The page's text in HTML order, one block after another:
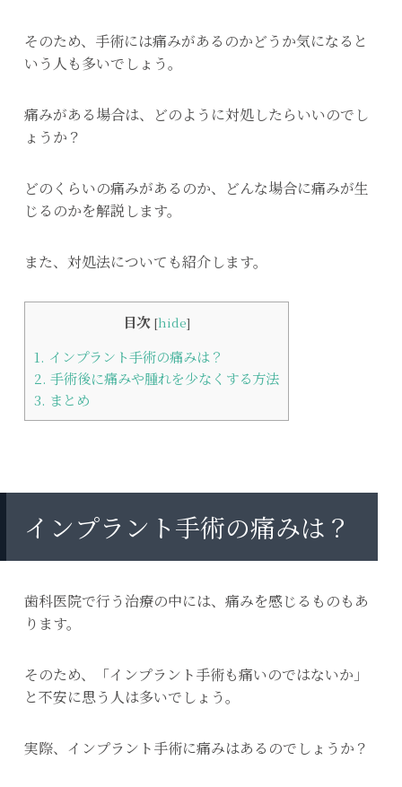
そのため、手術には痛みがあるのかどうか気になると
いう人も多いでしょう。
痛みがある場合は、どのように対処したらいいのでし
ょうか？
どのくらいの痛みがあるのか、どんな場合に痛みが生
じるのかを解説します。
また、対処法についても紹介します。
目次 [hide]
1. インプラント手術の痛みは？
2. 手術後に痛みや腫れを少なくする方法
3. まとめ
インプラント手術の痛みは？
歯科医院で行う治療の中には、痛みを感じるものもあ
ります。
そのため、「インプラント手術も痛いのではないか」
と不安に思う人は多いでしょう。
実際、インプラント手術に痛みはあるのでしょうか？